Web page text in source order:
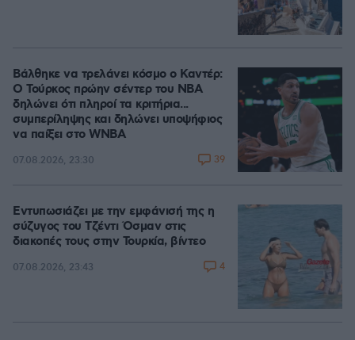
Βάλθηκε να τρελάνει κόσμο ο Καντέρ:
Ο Τούρκος πρώην σέντερ του NBA
δηλώνει ότι πληροί τα κριτήρια...
συμπερίληψης και δηλώνει υποψήφιος
να παίξει στο WNBA
07.08.2026, 23:30 39
Εντυπωσιάζει με την εμφάνισή της η
σύζυγος του Τζέντι Όσμαν στις
διακοπές τους στην Τουρκία, βίντεο
07.08.2026, 23:43 4